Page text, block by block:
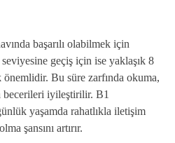
başarılı olabilmek için
geçiş için ise yaklaşık 8
Bu süre zarfında okuma,
becerileri iyileştirilir. B1
yaşamda rahatlıkla iletişim
şansını artırır.